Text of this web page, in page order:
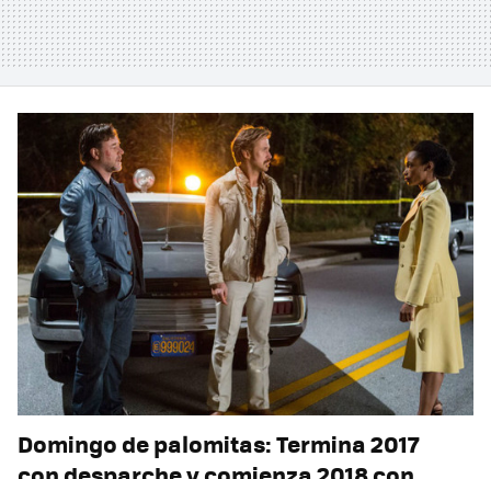
Domingo de palomitas: Termina 2017